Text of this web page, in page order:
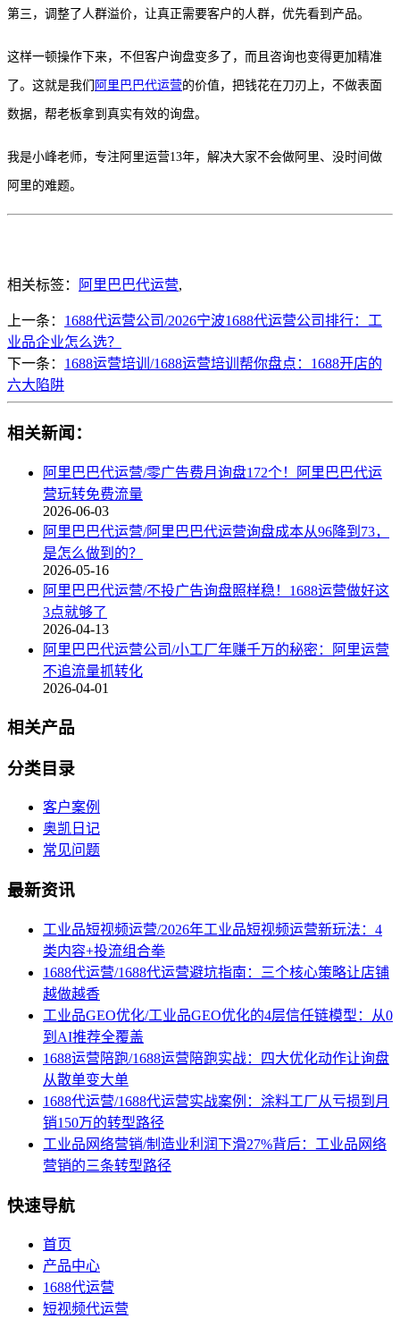
第三，调整了人群溢价，让真正需要客户的人群，优先看到产品。
这样一顿操作下来，不但客户询盘变多了，而且咨询也变得更加精准
了。这就是我们 阿里巴巴代运营的价值，把钱花在刀刃上，不做表面
数据，帮老板拿到真实有效的询盘。
我是小峰老师，专注阿里运营13年，解决大家不会做阿里、没时间做
阿里的难题。
相关标签： 阿里巴巴代运营,
上一条： 1688代运营公司/2026宁波1688代运营公司排行：工
业品企业怎么选？
下一条： 1688运营培训/1688运营培训帮你盘点：1688开店的
六大陷阱
相关新闻：
阿里巴巴代运营/零广告费月询盘172个！阿里巴巴代运
营玩转免费流量
2026-06-03
阿里巴巴代运营/阿里巴巴代运营询盘成本从96降到73，
是怎么做到的？
2026-05-16
阿里巴巴代运营/不投广告询盘照样稳！1688运营做好这
3点就够了
2026-04-13
阿里巴巴代运营公司/小工厂年赚千万的秘密：阿里运营
不追流量抓转化
2026-04-01
相关产品
分类目录
客户案例
奥凯日记
常见问题
最新资讯
工业品短视频运营/2026年工业品短视频运营新玩法：4
类内容+投流组合拳
1688代运营/1688代运营避坑指南：三个核心策略让店铺
越做越香
工业品GEO优化/工业品GEO优化的4层信任链模型：从0
到AI推荐全覆盖
1688运营陪跑/1688运营陪跑实战：四大优化动作让询盘
从散单变大单
1688代运营/1688代运营实战案例：涂料工厂从亏损到月
销150万的转型路径
工业品网络营销/制造业利润下滑27%背后：工业品网络
营销的三条转型路径
快速导航
首页
产品中心
1688代运营
短视频代运营